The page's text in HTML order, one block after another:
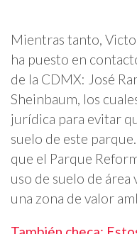
Mientras tanto,
ha puesto en
de la CDMX: José
Sheinbaum, los
jurídica para evitar
suelo de este
que el Parque
uso de suelo de
una zona de valor